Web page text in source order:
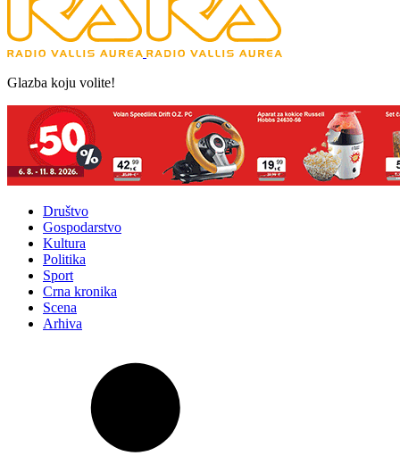
Glazba koju volite!
Društvo
Gospodarstvo
Kultura
Politika
Sport
Crna kronika
Scena
Arhiva